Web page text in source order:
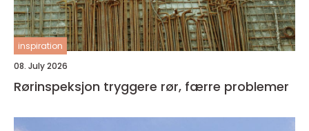
inspiration
08. July 2026
Rørinspeksjon tryggere rør, færre problemer